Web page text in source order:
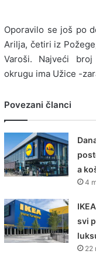
Oporavilo se još po
Arilja, četiri iz
Varoši. Najveći
okrugu ima Užice -
Povezani članci
a
4
svi
22